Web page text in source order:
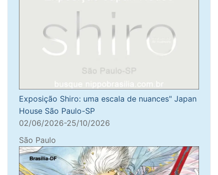
Exposição Shiro: uma escala de nuances" Japan
House São Paulo-SP
02/06/2026-25/10/2026
São Paulo